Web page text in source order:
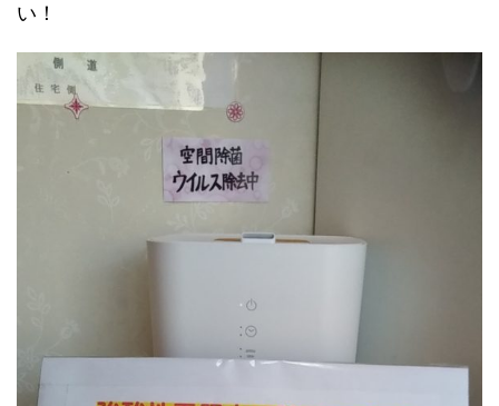
い！